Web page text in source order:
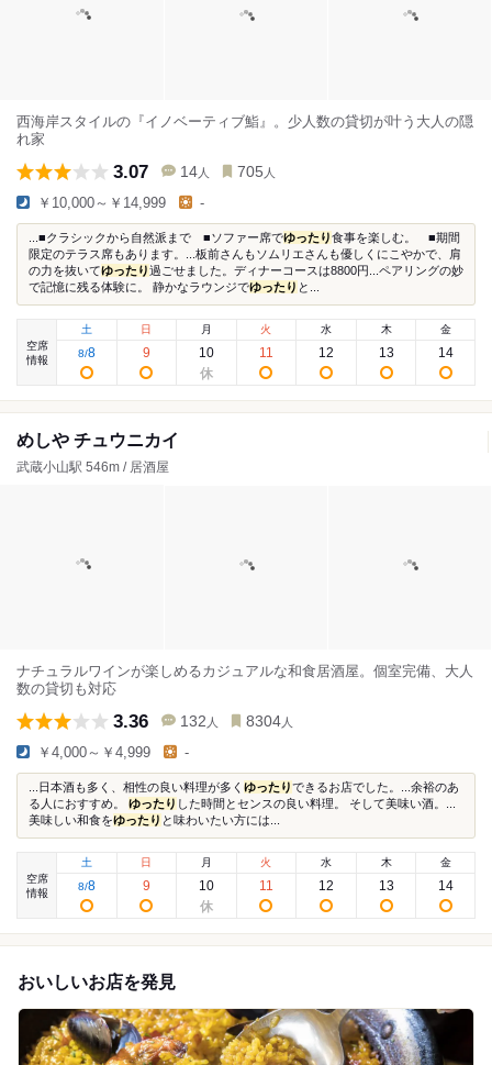
西海岸スタイルの『イノベーティブ鮨』。少人数の貸切が叶う大人の隠
れ家
3.07 14 人 705 人
￥10,000～￥14,999 -
...■クラシックから自然派まで ■ソファー席でゆったり食事を楽しむ。 ■期間
限定のテラス席もあります。...板前さんもソムリエさんも優しくにこやかで、肩
の力を抜いてゆったり過ごせました。ディナーコースは8800円...ペアリングの妙
で記憶に残る体験に。 静かなラウンジでゆったり と...
空席
情報
土
8/8
日
9
月
10
火
11
水
12
木
13
金
14
めしや チュウニカイ
武蔵小山駅 546m / 居酒屋
ナチュラルワインが楽しめるカジュアルな和食居酒屋。個室完備、大人
数の貸切も対応
3.36 132 人 8304 人
￥4,000～￥4,999 -
...日本酒も多く、相性の良い料理が多く ゆったりできるお店でした。...余裕のあ
る人におすすめ。 ゆったり した時間とセンスの良い料理。 そして美味い酒。...
美味しい和食をゆったり と味わいたい方には...
空席
情報
土
8/8
日
9
月
10
火
11
水
12
木
13
金
14
おいしいお店を発見